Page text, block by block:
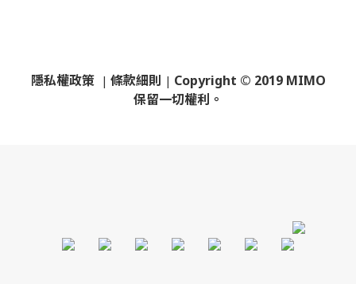
隱私權政策 | 條款細則 | Copyright © 2019 MIMO
保留一切權利。